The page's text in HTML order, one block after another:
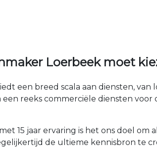
Loerbeek moet
een breed scala aan diensten,
reeks commerciële diensten
15 jaar ervaring is het ons doel
de ultieme kennisbron te